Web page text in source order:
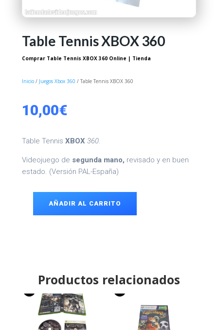
Table Tennis XBOX 360
Comprar Table Tennis XBOX 360 Online | Tienda
Inicio/ Juegos Xbox 360 / Table Tennis XBOX 360
10,00€
Table Tennis XBOX 360.
Videojuego de segunda mano, revisado y en buen
estado. (Versión PAL-España)
Tennis
AÑADIR AL CARRITO
Productos relacionados